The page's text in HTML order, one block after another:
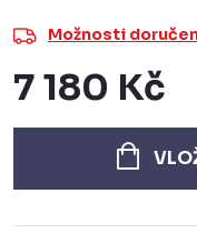
Možnosti
7 180 Kč
cena: